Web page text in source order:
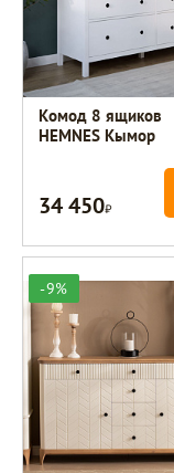
Комод 8 ящиков
HEMNES Кымор
34 450Р
-9%